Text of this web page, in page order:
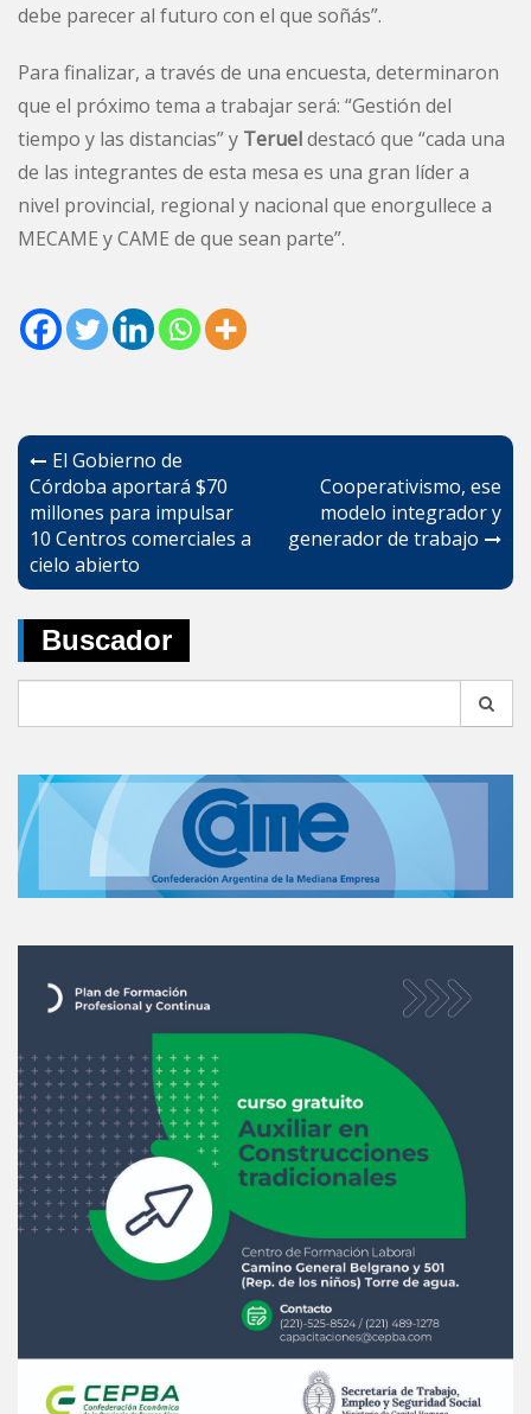
debe parecer al futuro con el que soñás”.
Para finalizar, a través de una encuesta, determinaron
que el próximo tema a trabajar será: “Gestión del
tiempo y las distancias” y Terueldestacó que “cada una
de las integrantes de esta mesa es una gran líder a
nivel provincial, regional y nacional que enorgullece a
MECAME y CAME de que sean parte”.
Navegación
de
entradas
El Gobierno de
Córdoba aportará $70
millones para impulsar
10 Centros comerciales a
cielo abierto
Cooperativismo, ese
modelo integrador y
generador de trabajo
Buscador